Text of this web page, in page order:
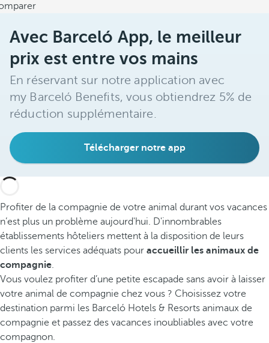
Avec Barceló App, le meilleur
prix est entre vos mains
En réservant sur notre application avec
my Barceló Benefits, vous obtiendrez 5% de
réduction supplémentaire.
Télécharger notre app
Profiter de la compagnie de votre animal durant vos vacances
n’est plus un problème aujourd'hui. D'innombrables
établissements hôteliers mettent à la disposition de leurs
clients les services adéquats pour accueillir les animaux de
compagnie.
Vous voulez profiter d’une petite escapade sans avoir à laisser
votre animal de compagnie chez vous ? Choisissez votre
destination parmi les Barceló Hotels & Resorts animaux de
compagnie et passez des vacances inoubliables avec votre
compagnon.